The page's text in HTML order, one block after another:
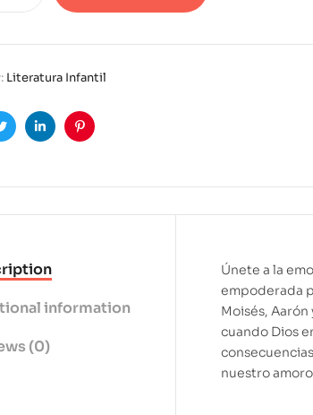
Literatura Infantil
TwitterLinkedinPinterest
information
(0)
Únete a la
empoderada
Moisés,
cuando Dios
nuestro